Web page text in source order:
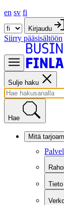
en sv fi
Kirjaudu
Siirry pääsisältöön
Sulje haku
Hae
Mitä